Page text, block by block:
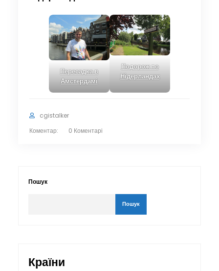
Пересадка в
Амстердамі
Подорож по
Нідерландах
cgistalker
Коментар:
0 Коментарі
Пошук
Пошук
Країни